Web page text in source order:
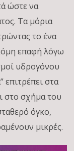
ώστε να
Τα μόρια
το ένα
επαφή λόγω
υδρογόνου
επιτρέπει στα
στο σχήμα του
όγκο,
μικρές.